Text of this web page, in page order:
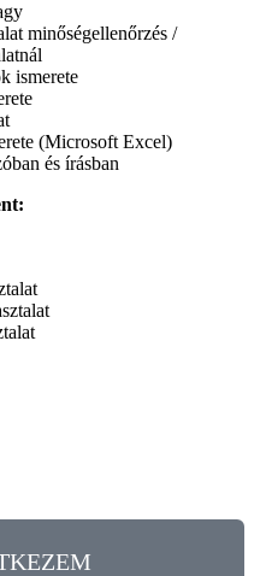
minőségellenőrzés /
ismerete
(Microsoft Excel)
és írásban